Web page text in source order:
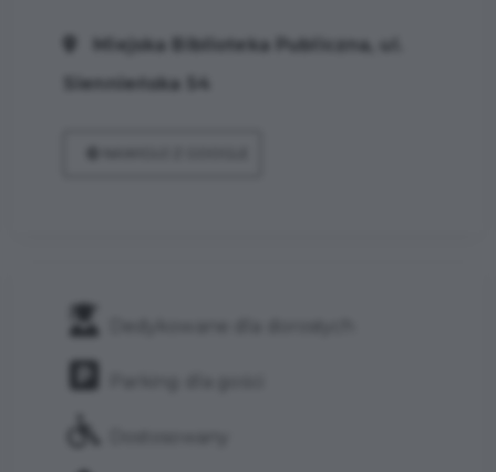
Miejska Biblioteka Publiczna, ul.
Siennieńska 54